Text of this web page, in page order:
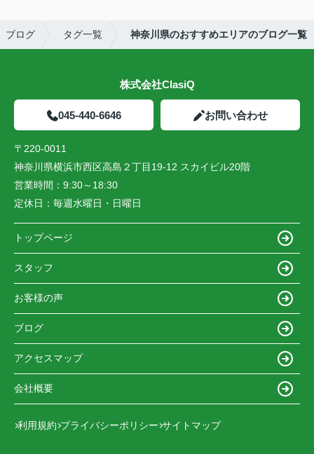
ブログ タグ一覧 神奈川県のおすすめエリアのブログ一覧
株式会社ClasiQ
045-440-6646 お問い合わせ
〒220-0011
神奈川県横浜市西区高島２丁目19-12 スカイビル20階
営業時間： 9:30～18:30
定休日： 毎週水曜日・日曜日
トップページ
スタッフ
お客様の声
ブログ
アクセスマップ
会社概要
利用規約 プライバシーポリシー サイトマップ